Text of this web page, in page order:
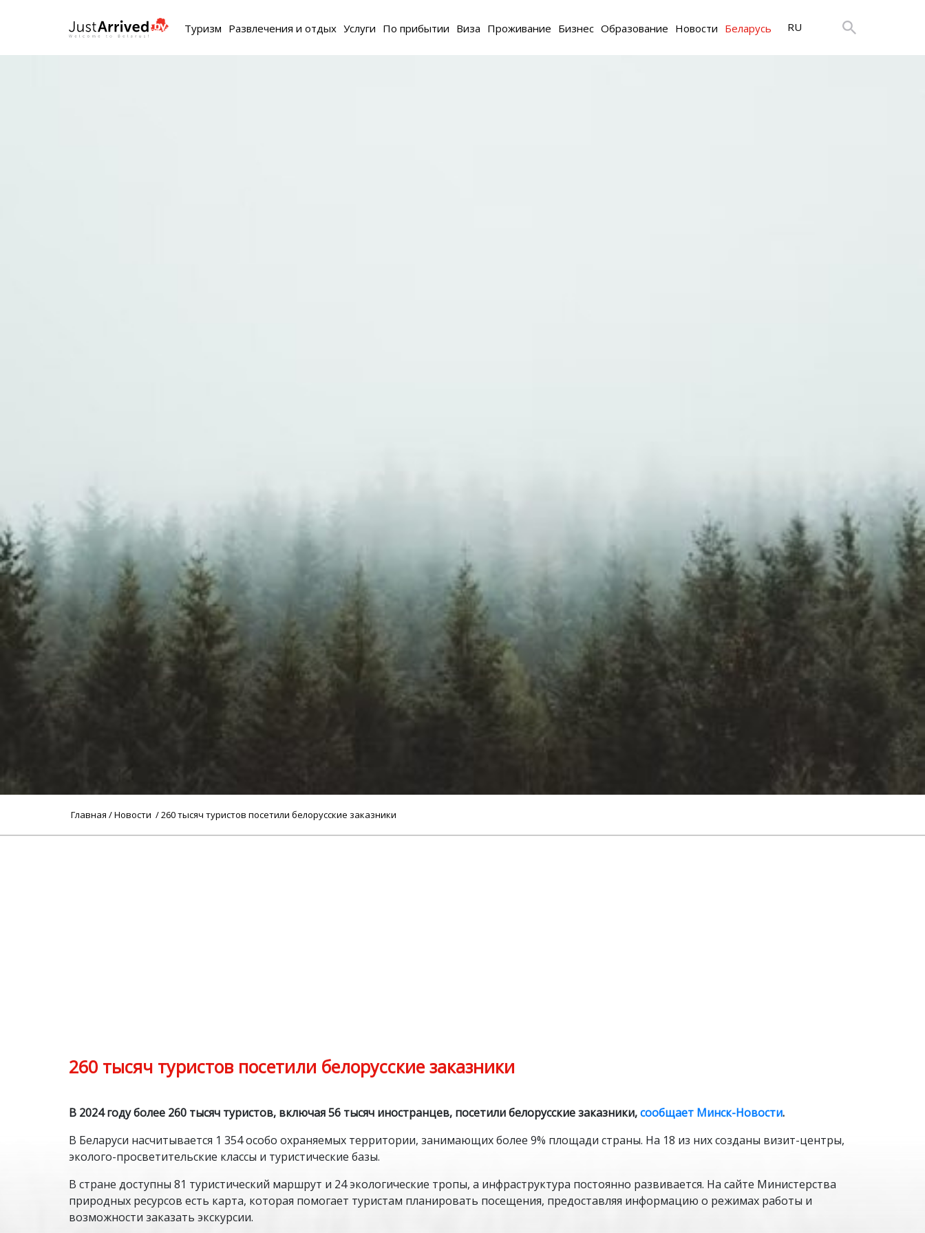
Туризм Развлечения и отдых Услуги По прибытии Виза Проживание Бизнес Образование Новости Беларусь RU
Главная /Новости / 260 тысяч туристов посетили белорусские заказники
260 тысяч туристов посетили белорусские заказники
В 2024 году более 260 тысяч туристов, включая 56 тысяч иностранцев, посетили белорусские заказники,сообщает Минск-Новости.
В Беларуси насчитывается 1 354 особо охраняемых территории, занимающих более 9% площади страны. На 18 из них созданы визит-центры,
эколого-просветительские классы и туристические базы.
В стране доступны 81 туристический маршрут и 24 экологические тропы, а инфраструктура постоянно развивается. На сайте Министерства
природных ресурсов есть карта, которая помогает туристам планировать посещения, предоставляя информацию о режимах работы и
возможности заказать экскурсии.